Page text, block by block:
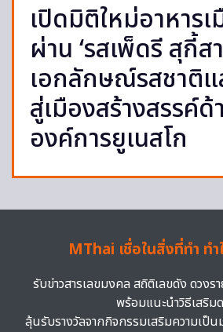
เปิดมิติใหม่อาหาร
ผ่าน ‘รสเพ็ดรี สุกี้ส
เอกลักษณ์รสชาติ
สู่เมืองสร้างสรรค์ด้
องค์การยูเนสโก
MThai เชื่อในสิ่งที่ทำ ท
รับข่าวสารเลขมงคล สถิติเลขดัง ดวงร
พร้อมแนะนำวิธีเสริม
ลุ้นรับรางวัลจากกิจกรรมเสริมความเป็